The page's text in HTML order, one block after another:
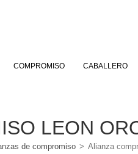
COMPROMISO CABALLERO
LEON
de compromiso > Alianza